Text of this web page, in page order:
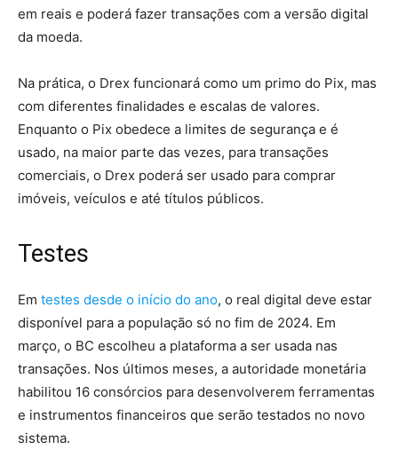
em reais e poderá fazer transações com a versão digital
da moeda.
Na prática, o Drex funcionará como um primo do Pix, mas
com diferentes finalidades e escalas de valores.
Enquanto o Pix obedece a limites de segurança e é
usado, na maior parte das vezes, para transações
comerciais, o Drex poderá ser usado para comprar
imóveis, veículos e até títulos públicos.
Testes
Em testes desde o início do ano, o real digital deve estar
disponível para a população só no fim de 2024. Em
março, o BC escolheu a plataforma a ser usada nas
transações. Nos últimos meses, a autoridade monetária
habilitou 16 consórcios para desenvolverem ferramentas
e instrumentos financeiros que serão testados no novo
sistema.